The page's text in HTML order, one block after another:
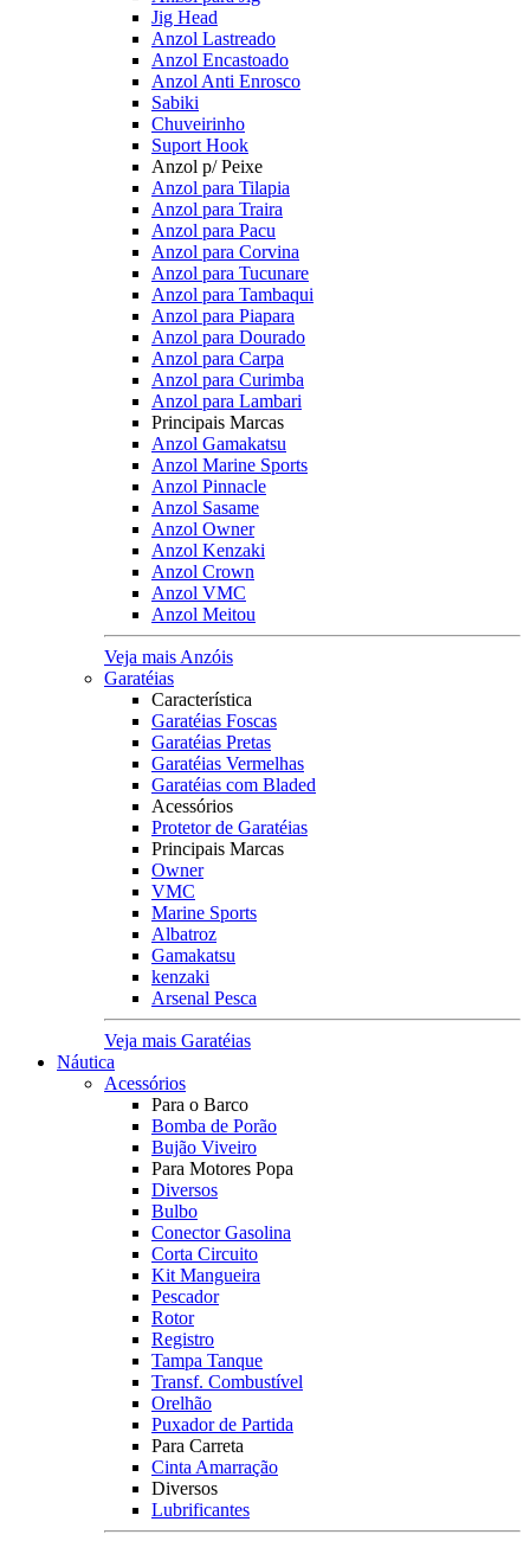
Jig Head
Anzol Lastreado
Anzol Encastoado
Anzol Anti Enrosco
Sabiki
Chuveirinho
Suport Hook
Anzol p/ Peixe
Anzol para Tilapia
Anzol para Traira
Anzol para Pacu
Anzol para Corvina
Anzol para Tucunare
Anzol para Tambaqui
Anzol para Piapara
Anzol para Dourado
Anzol para Carpa
Anzol para Curimba
Anzol para Lambari
Principais Marcas
Anzol Gamakatsu
Anzol Marine Sports
Anzol Pinnacle
Anzol Sasame
Anzol Owner
Anzol Kenzaki
Anzol Crown
Anzol VMC
Anzol Meitou
Veja mais Anzóis
Garatéias
Característica
Garatéias Foscas
Garatéias Pretas
Garatéias Vermelhas
Garatéias com Bladed
Acessórios
Protetor de Garatéias
Principais Marcas
Owner
VMC
Marine Sports
Albatroz
Gamakatsu
kenzaki
Arsenal Pesca
Veja mais Garatéias
Náutica
Acessórios
Para o Barco
Bomba de Porão
Bujão Viveiro
Para Motores Popa
Diversos
Bulbo
Conector Gasolina
Corta Circuito
Kit Mangueira
Pescador
Rotor
Registro
Tampa Tanque
Transf. Combustível
Orelhão
Puxador de Partida
Para Carreta
Cinta Amarração
Diversos
Lubrificantes